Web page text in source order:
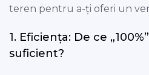
teren pentru a-ți oferi un
1. Eficiența: De ce
suficient?